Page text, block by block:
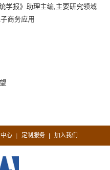
学报》助理主编,主要研究领域
商务应用
心 | 定制服务 | 加入我们